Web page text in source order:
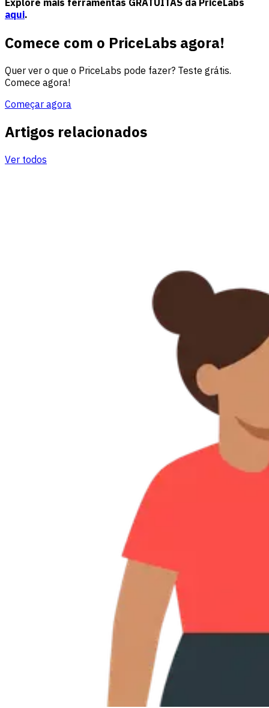
aqui.
Comece com o PriceLabs agora!
Quer ver o que o PriceLabs pode fazer? Teste grátis.
Comece agora!
Começar agora
Artigos relacionados
Ver todos